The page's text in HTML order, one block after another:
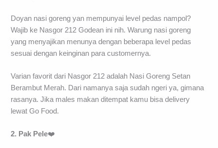
Doyan nasi goreng yan mempunyai level pedas nampol?
Wajib ke Nasgor 212 Godean ini nih. Warung nasi goreng
yang menyajikan menunya dengan beberapa level pedas
sesuai dengan keinginan para customernya.
Varian favorit dari Nasgor 212 adalah Nasi Goreng Setan
Berambut Merah. Dari namanya saja sudah ngeri ya, gimana
rasanya. Jika males makan ditempat kamu bisa delivery
lewat Go Food.
2. Pak Pele❤️